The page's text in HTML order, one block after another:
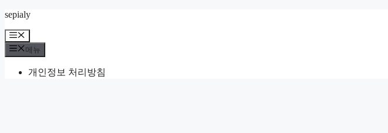
컨
츠
로
sepialy
메
뉴
메뉴
개인정보 처리방침